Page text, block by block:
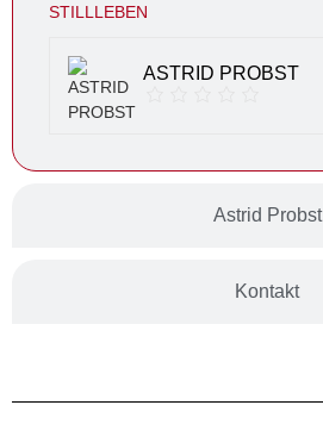
Astrid Probst
Kontakt
STILLLEBEN
ASTRID PROBST